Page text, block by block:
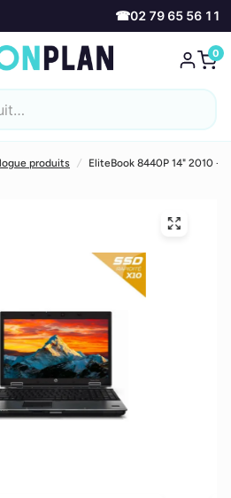
☎02 79 65 56 11
0
produits / EliteBook 8440P 14" 2010 -